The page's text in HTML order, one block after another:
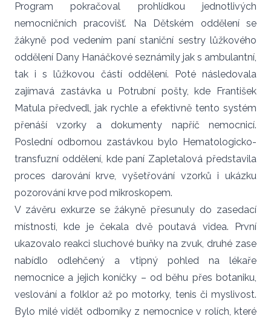
Program pokračoval prohlídkou jednotlivých
nemocničních pracovišť. Na Dětském oddělení se
žákyně pod vedením paní staniční sestry lůžkového
oddělení Dany Hanáčkové seznámily jak s ambulantní,
tak i s lůžkovou částí oddělení. Poté následovala
zajímavá zastávka u Potrubní pošty, kde František
Matula předvedl, jak rychle a efektivně tento systém
přenáší vzorky a dokumenty napříč nemocnicí.
Poslední odbornou zastávkou bylo Hematologicko-
transfuzní oddělení, kde paní Zapletalová představila
proces darování krve, vyšetřování vzorků i ukázku
pozorování krve pod mikroskopem.
V závěru exkurze se žákyně přesunuly do zasedací
místnosti, kde je čekala dvě poutavá videa. První
ukazovalo reakci sluchové buňky na zvuk, druhé zase
nabídlo odlehčený a vtipný pohled na lékaře
nemocnice a jejich koníčky – od běhu přes botaniku,
veslování a folklor až po motorky, tenis či myslivost.
Bylo milé vidět odborníky z nemocnice v rolích, které